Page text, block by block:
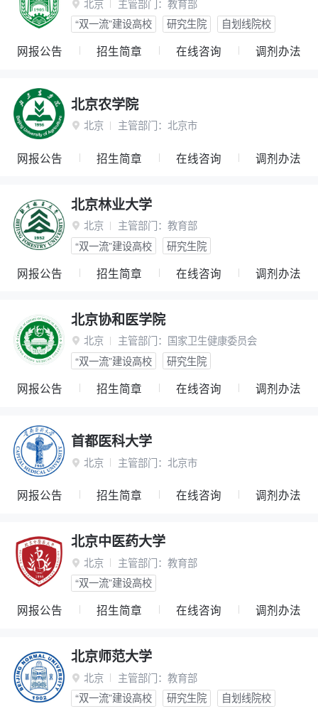
 北京 主管部门： 教育部
“双一流”建设高校
研究生院 自划线院校
网报公告 招生简章 在线咨询 调剂办法
北京农学院
 北京 主管部门： 北京市
网报公告 招生简章 在线咨询 调剂办法
北京林业大学
 北京 主管部门： 教育部
“双一流”建设高校
研究生院
网报公告 招生简章 在线咨询 调剂办法
北京协和医学院
 北京 主管部门： 国家卫生健康委员会
“双一流”建设高校
研究生院
网报公告 招生简章 在线咨询 调剂办法
首都医科大学
 北京 主管部门： 北京市
网报公告 招生简章 在线咨询 调剂办法
北京中医药大学
 北京 主管部门： 教育部
“双一流”建设高校
网报公告 招生简章 在线咨询 调剂办法
北京师范大学
 北京 主管部门： 教育部
“双一流”建设高校
研究生院 自划线院校